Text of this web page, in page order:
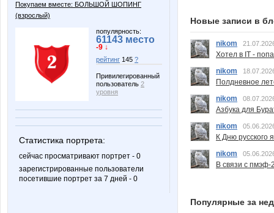
Покупаем вместе: БОЛЬШОЙ ШОПИНГ
(взрослый)
популярность:
61143 место
-9 ↓
рейтинг 145 ?
Привилегированный
пользователь 2
уровня
Статистика портрета:
сейчас просматривают портрет - 0
зарегистрированные пользователи
посетившие портрет за 7 дней - 0
Новые записи в
nikom
Хотел в IT -
nikom
Полдневное
nikom
Азбука для
nikom
К Дню русского
nikom
В связи с пмэф-
Популярные за